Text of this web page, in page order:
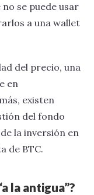
se puede usar
a una wallet
del precio, una
en
existen
del fondo
la inversión en
de BTC.
la antigua”?